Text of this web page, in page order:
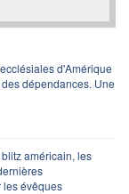
d'Amérique
dépendances. Une
américain, les
les évêques